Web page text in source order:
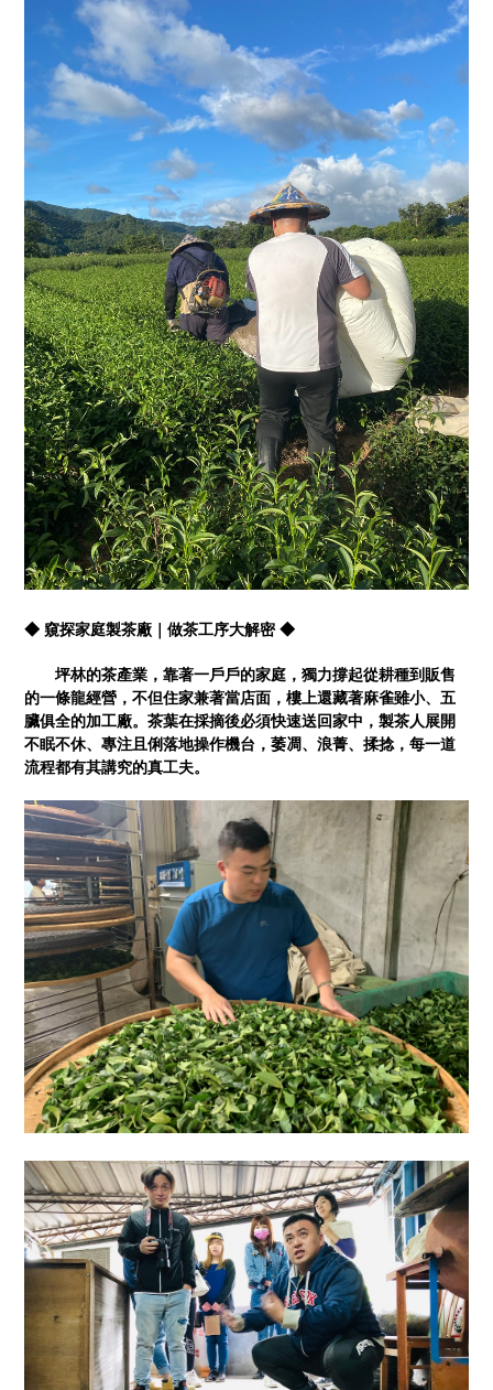
◆ 窺探家庭製茶廠｜做茶工序大解密 ◆
坪林的茶產業，靠著一戶戶的家庭，獨力撐起從耕種到販售
的一條龍經營，不但住家兼著當店面，樓上還藏著麻雀雖小、五
臟俱全的加工廠。茶葉在採摘後必須快速送回家中，製茶人展開
不眠不休、專注且俐落地操作機台，萎凋、浪菁、揉捻，每一道
流程都有其講究的真工夫。